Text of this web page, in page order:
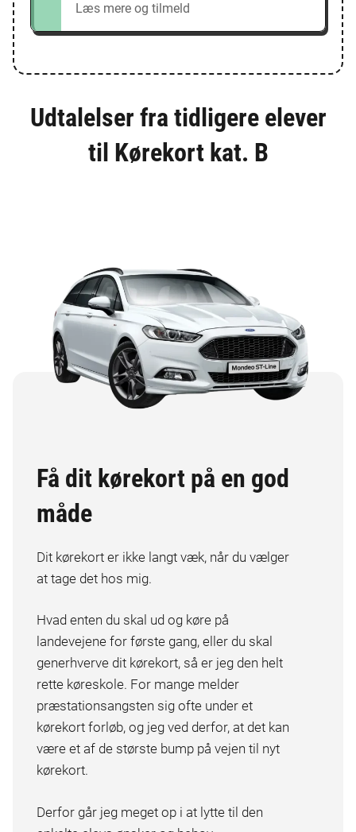
Læs mere og tilmeld
Udtalelser fra tidligere elever
til Kørekort kat. B
Få dit kørekort på en god
måde
Dit kørekort er ikke langt væk, når du vælger
at tage det hos mig.
Hvad enten du skal ud og køre på
landevejene for første gang, eller du skal
generhverve dit kørekort, så er jeg den helt
rette køreskole. For mange melder
præstationsangsten sig ofte under et
kørekort forløb, og jeg ved derfor, at det kan
være et af de største bump på vejen til nyt
kørekort.
Derfor går jeg meget op i at lytte til den